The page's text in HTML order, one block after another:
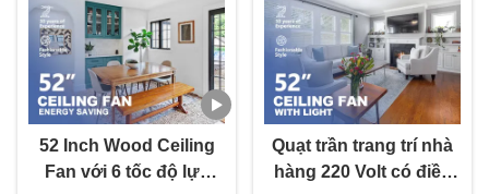
52 Inch Wood Ceiling
Fan với 6 tốc độ lựa
Quạt trần trang trí nhà
hàng 220 Volt có điều